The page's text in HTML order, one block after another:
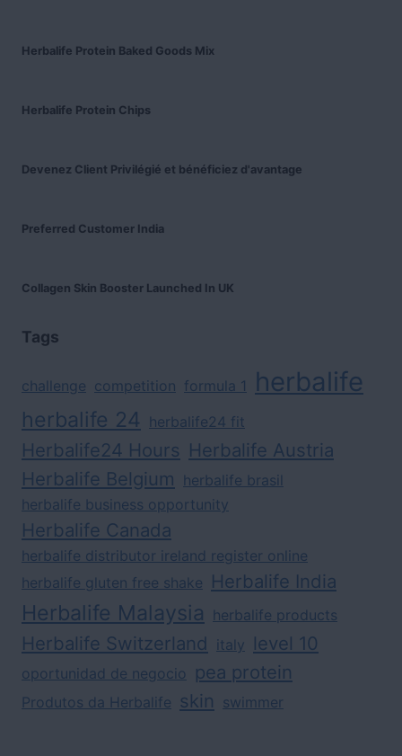
Herbalife Protein Baked Goods Mix
Herbalife Protein Chips
Devenez Client Privilégié et bénéficiez d'avantage
Preferred Customer India
Collagen Skin Booster Launched In UK
Tags
challenge competition formula 1 herbalife
herbalife 24 herbalife24 fit
Herbalife24 Hours Herbalife Austria
Herbalife Belgium herbalife brasil
herbalife business opportunity
Herbalife Canada
herbalife distributor ireland register online
herbalife gluten free shake Herbalife India
Herbalife Malaysia herbalife products
Herbalife Switzerland italy level 10
oportunidad de negocio pea protein
Produtos da Herbalife skin swimmer